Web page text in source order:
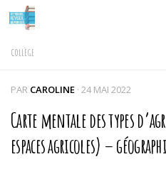
Skip to content
COLLÈGE
PAR CAROLINE · 24 MAI 2022
Carte mentale des types
espaces agricoles) –